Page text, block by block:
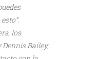
los
Bailey,